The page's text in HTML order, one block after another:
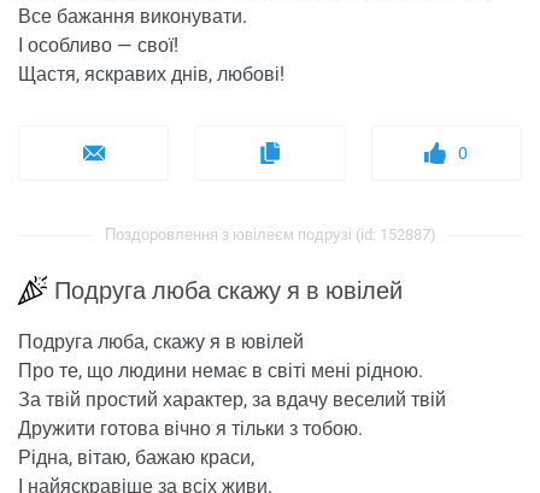
Все бажання виконувати.
І особливо — свої!
Щастя, яскравих днів, любові!
0
Поздоровлення з ювілеєм подрузі (id: 152887)
Подруга люба скажу я в ювілей
Подруга люба, скажу я в ювілей
Про те, що людини немає в світі мені рідною.
За твій простий характер, за вдачу веселий твій
Дружити готова вічно я тільки з тобою.
Рідна, вітаю, бажаю краси,
І найяскравіше за всіх живи.